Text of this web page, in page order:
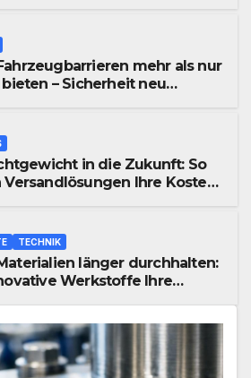
mehr als nur
– Sicherheit neu
in die Zukunft: So
Versandlösungen Ihre Kosten
TECHNIK
länger durchhalten:
Werkstoffe Ihre